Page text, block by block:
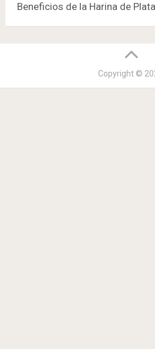
Beneficios de la Harina de
Copyright ©